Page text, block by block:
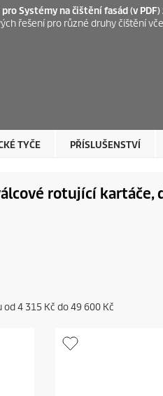
Systémy na čištění fasád (v
řešení pro různé druhy čištění
TYČE PŘÍSLUŠENSTVÍ
rotující
od4 315 Kč do49 600 Kč